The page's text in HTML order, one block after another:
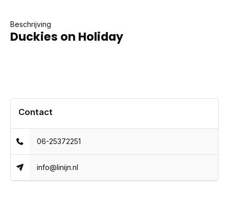
Beschrijving
Duckies on Holiday
Contact
06-25372251
info@linijn.nl